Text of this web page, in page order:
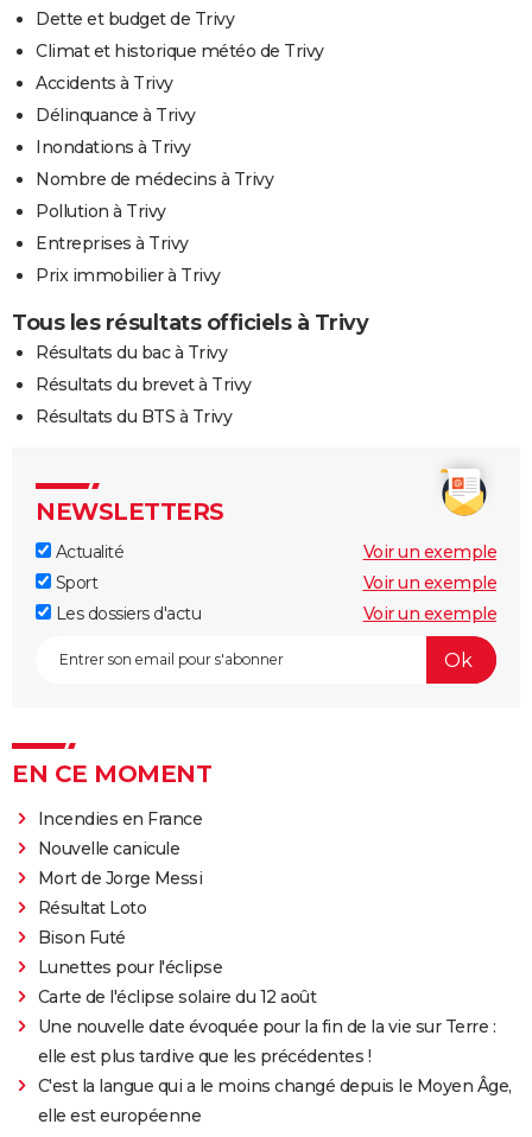
Dette et budget de Trivy
Climat et historique météo de Trivy
Accidents à Trivy
Délinquance à Trivy
Inondations à Trivy
Nombre de médecins à Trivy
Pollution à Trivy
Entreprises à Trivy
Prix immobilier à Trivy
Tous les résultats officiels à Trivy
Résultats du bac à Trivy
Résultats du brevet à Trivy
Résultats du BTS à Trivy
NEWSLETTERS
Actualité
Voir un exemple
Sport
Voir un exemple
Les dossiers d'actu
Voir un exemple
EN CE MOMENT
Incendies en France
Nouvelle canicule
Mort de Jorge Messi
Résultat Loto
Bison Futé
Lunettes pour l'éclipse
Carte de l'éclipse solaire du 12 août
Une nouvelle date évoquée pour la fin de la vie sur Terre :
elle est plus tardive que les précédentes !
C'est la langue qui a le moins changé depuis le Moyen Âge,
elle est européenne